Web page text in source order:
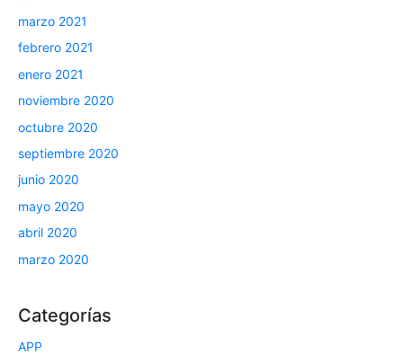
marzo 2021
febrero 2021
enero 2021
noviembre 2020
octubre 2020
septiembre 2020
junio 2020
mayo 2020
abril 2020
marzo 2020
Categorías
APP